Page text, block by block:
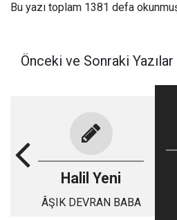
Bu yazı toplam 1381 defa
Önceki ve Sonraki Yazılar
Halil Yeni
ÂŞIK DEVRAN BABA